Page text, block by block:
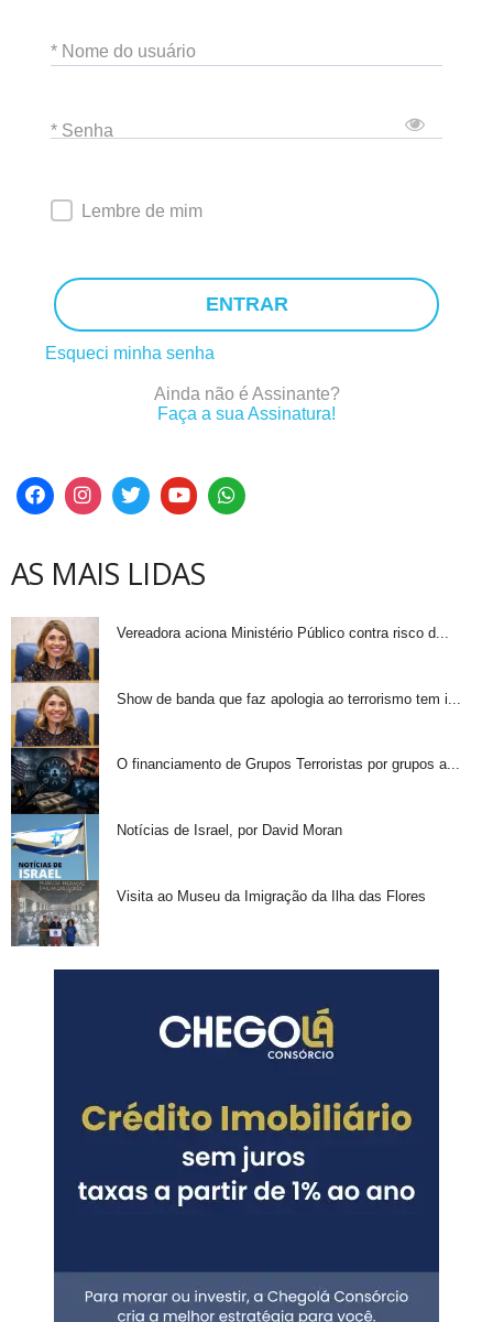
* Nome do usuário
* Senha
Lembre de mim
ENTRAR
Esqueci minha senha
Ainda não é Assinante?
Faça a sua Assinatura!
AS MAIS LIDAS
Vereadora aciona Ministério Público contra risco d...
Show de banda que faz apologia ao terrorismo tem i...
O financiamento de Grupos Terroristas por grupos a...
Notícias de Israel, por David Moran
Visita ao Museu da Imigração da Ilha das Flores